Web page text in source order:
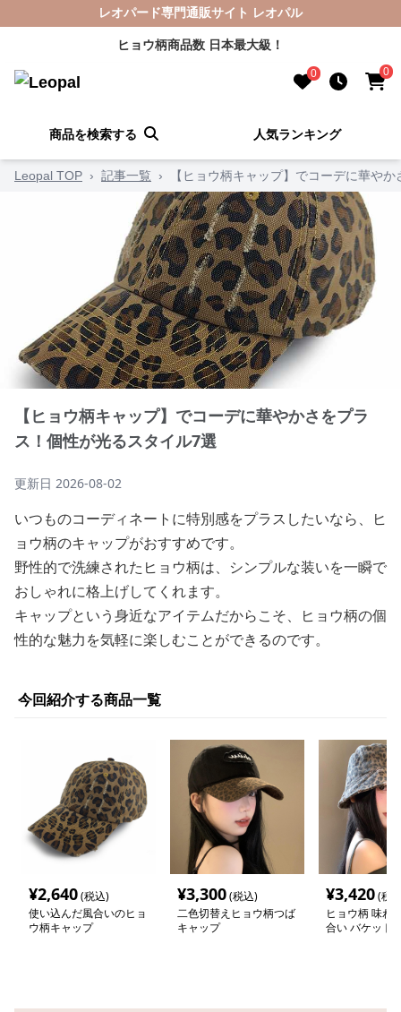
レオパード専門通販サイト レオパル
ヒョウ柄商品数 日本最大級！
0 0
商品を検索する 人気ランキング
Leopal TOP › 記事一覧 › 【ヒョウ柄キャップ】でコーデに華や
【ヒョウ柄キャップ】でコーデに華やかさをプラ
ス！個性が光るスタイル7選
更新日 2026-08-02
いつものコーディネートに特別感をプラスしたいなら、ヒ
ョウ柄のキャップがおすすめです。
野性的で洗練されたヒョウ柄は、シンプルな装いを一瞬で
おしゃれに格上げしてくれます。
キャップという身近なアイテムだからこそ、ヒョウ柄の個
性的な魅力を気軽に楽しむことができるのです。
今回紹介する商品一覧
¥2,640(税込)
使い込んだ風合いのヒョ
ウ柄キャップ
¥3,300(税込)
二色切替えヒョウ柄つば
キャップ
¥3,420(税
ヒョウ柄 味わ
合い バケット